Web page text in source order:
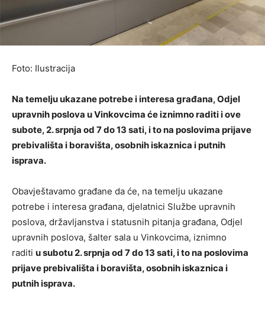
Foto: Ilustracija
Na temelju ukazane potrebe i interesa građana, Odjel
upravnih poslova u Vinkovcima će iznimno raditi i ove
subote, 2. srpnja od 7 do 13 sati, i to na poslovima prijave
prebivališta i boravišta, osobnih iskaznica i putnih
isprava.
Obavještavamo građane da će, na temelju ukazane
potrebe i interesa građana, djelatnici Službe upravnih
poslova, državljanstva i statusnih pitanja građana, Odjel
upravnih poslova, šalter sala u Vinkovcima, iznimno
raditi u subotu 2. srpnja od 7 do 13 sati, i to na poslovima
prijave prebivališta i boravišta, osobnih iskaznica i
putnih isprava.